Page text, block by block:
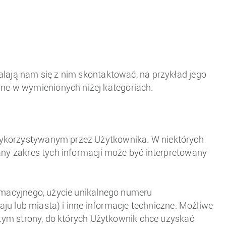
nam się z nim skontaktować, na przykład jego
w wymienionych niżej kategoriach.
przez Użytkownika. W niektórych
zakres tych informacji może być interpretowany
użycie unikalnego numeru
lub miasta) i inne informacje techniczne. Możliwe
strony, do których Użytkownik chce uzyskać